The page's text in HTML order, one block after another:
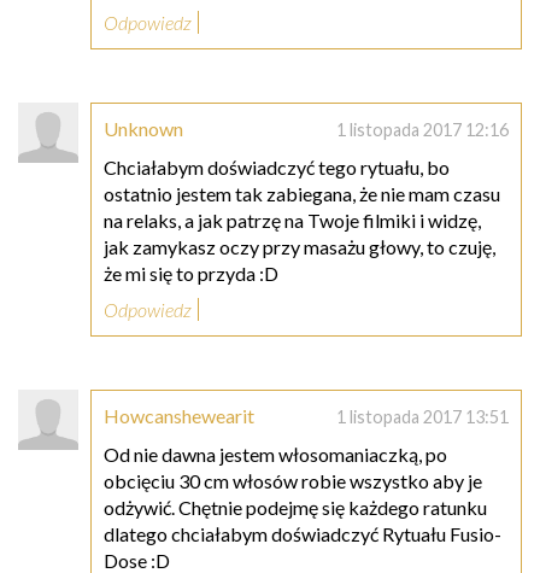
Odpowiedz
Unknown 1 listopada 2017 12:16
Chciałabym doświadczyć tego rytuału, bo
ostatnio jestem tak zabiegana, że nie mam czasu
na relaks, a jak patrzę na Twoje filmiki i widzę,
jak zamykasz oczy przy masażu głowy, to czuję,
że mi się to przyda :D
Odpowiedz
Howcanshewearit 1 listopada 2017 13:51
Od nie dawna jestem włosomaniaczką, po
obcięciu 30 cm włosów robie wszystko aby je
odżywić. Chętnie podejmę się każdego ratunku
dlatego chciałabym doświadczyć Rytuału Fusio-
Dose :D